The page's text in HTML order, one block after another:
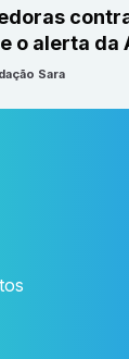
o alerta da
Sara